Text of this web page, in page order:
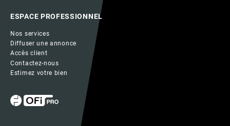
ESPACE PROFESSIONNEL
Nos services
Diffuser une annonce
Accès client
Contactez-nous
Estimez votre bien